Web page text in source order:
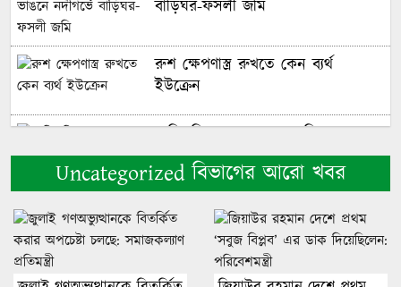
বাড়িঘর-ফসলী জমি
রুশ ক্ষেপণাস্ত্র রুখতে কেন ব্যর্থ
ইউক্রেন
পারিবারিক কলহের জেরে শিবলু হত্যা
মামলার প্রধান ০২ অভিযুক্ত সদর
কোম্পানি র‌্যাব-১৪ এর অভিযানে
গ্রেফতার
গাজায় যুদ্ধবিরতির ৩০০ দিনে নিহত
Uncategorized বিভাগের আরো খবর